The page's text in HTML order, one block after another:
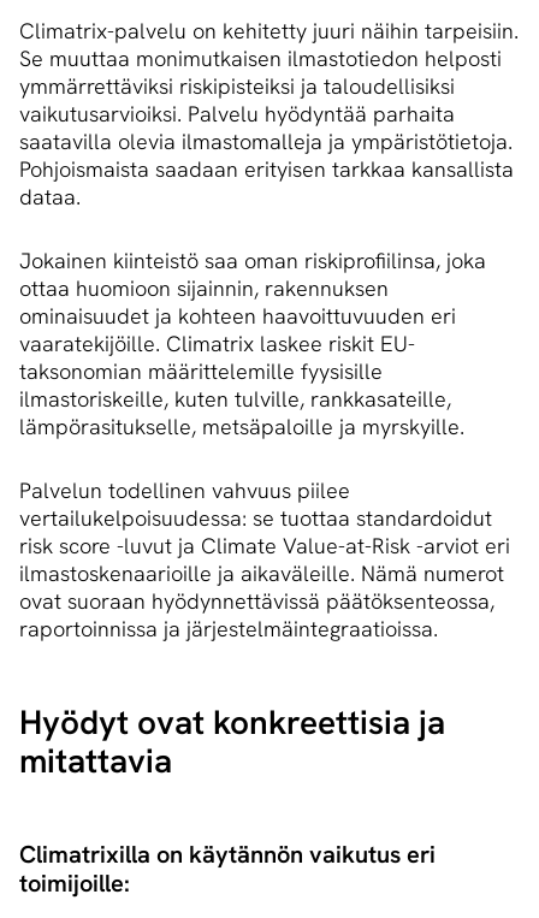
Climatrix-palvelu on kehitetty juuri näihin tarpeisiin.
Se muuttaa monimutkaisen ilmastotiedon helposti
ymmärrettäviksi riskipisteiksi ja taloudellisiksi
vaikutusarvioiksi. Palvelu hyödyntää parhaita
saatavilla olevia ilmastomalleja ja ympäristötietoja.
Pohjoismaista saadaan erityisen tarkkaa kansallista
dataa.
Jokainen kiinteistö saa oman riskiprofiilinsa, joka
ottaa huomioon sijainnin, rakennuksen
ominaisuudet ja kohteen haavoittuvuuden eri
vaaratekijöille. Climatrix laskee riskit EU-
taksonomian määrittelemille fyysisille
ilmastoriskeille, kuten tulville, rankkasateille,
lämpörasitukselle, metsäpaloille ja myrskyille.
Palvelun todellinen vahvuus piilee
vertailukelpoisuudessa: se tuottaa standardoidut
risk score -luvut ja Climate Value-at-Risk -arviot eri
ilmastoskenaarioille ja aikaväleille. Nämä numerot
ovat suoraan hyödynnettävissä päätöksenteossa,
raportoinnissa ja järjestelmäintegraatioissa.
Hyödyt ovat konkreettisia ja
mitattavia
Climatrixilla on käytännön vaikutus eri
toimijoille: